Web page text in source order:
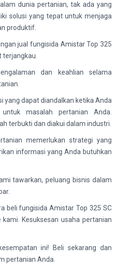
dunia pertanian, tak ada yang
solusi yang tepat untuk menjaga
produktif.
jual fungisida Amistar Top 325
terjangkau.
dan keahlian selama
yang dapat diandalkan ketika Anda
masalah pertanian Anda.
terbukti dan diakui dalam industri.
memerlukan strategi yang
informasi yang Anda butuhkan
tawarkan, peluang bisnis dalam
beli fungisida Amistar Top 325 SC
Kesuksesan usaha pertanian
ini! Beli sekarang dan
pertanian Anda.